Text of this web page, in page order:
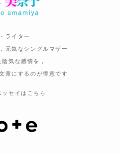
ライター
元気なシングルマザー
気な感情を，
章にするのが得意です
ッセイはこちら